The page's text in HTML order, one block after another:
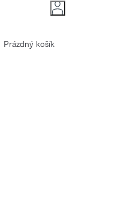
Nákupní
Prázdný košík